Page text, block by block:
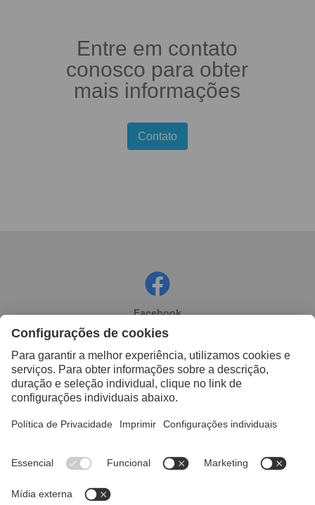
Entre em contato
conosco para obter
mais informações
Contato
Facebook
Instagram